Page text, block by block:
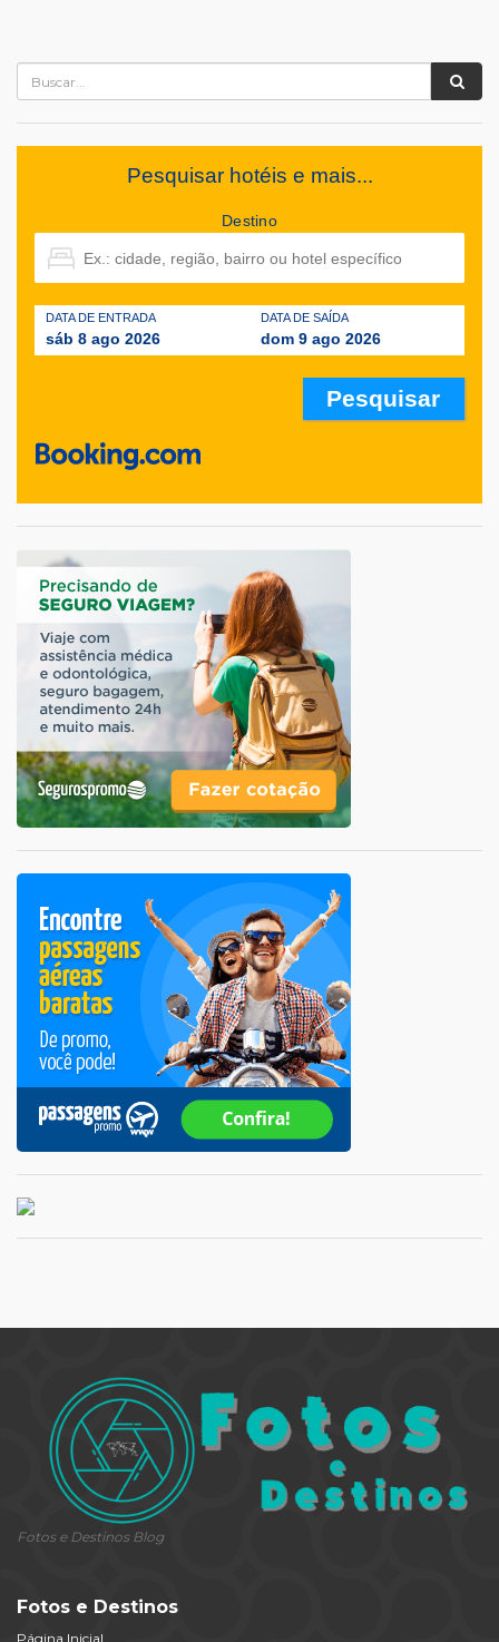
Pesquisar hotéis e mais...
Destino
DATA DE ENTRADA
sáb 8 ago 2026
DATA DE SAÍDA
dom 9 ago 2026
Fotos e Destinos Blog
Fotos e Destinos
Página Inicial